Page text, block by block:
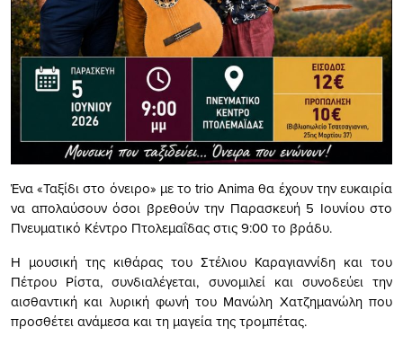
Ένα «Ταξίδι στο όνειρο» με το trio Anima θα έχουν την ευκαιρία
να απολαύσουν όσοι βρεθούν την Παρασκευή 5 Ιουνίου στο
Πνευματικό Κέντρο Πτολεμαΐδας στις 9:00 το βράδυ.
Η μουσική της κιθάρας του Στέλιου Καραγιαννίδη και του
Πέτρου Ρίστα, συνδιαλέγεται, συνομιλεί και συνοδεύει την
αισθαντική και λυρική φωνή του Μανώλη Χατζημανώλη που
προσθέτει ανάμεσα και τη μαγεία της τρομπέτας.